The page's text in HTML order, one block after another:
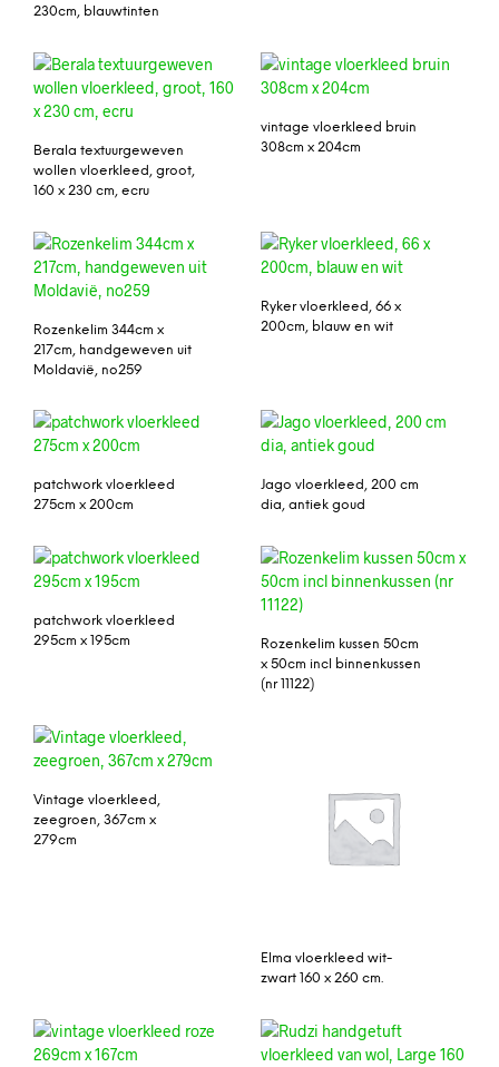
230cm, blauwtinten
Berala textuurgeweven
wollen vloerkleed, groot,
160 x 230 cm, ecru
vintage vloerkleed bruin
308cm x 204cm
Rozenkelim 344cm x
217cm, handgeweven uit
Moldavië, no259
Ryker vloerkleed, 66 x
200cm, blauw en wit
patchwork vloerkleed
275cm x 200cm
Jago vloerkleed, 200 cm
dia, antiek goud
patchwork vloerkleed
295cm x 195cm
Rozenkelim kussen 50cm
x 50cm incl binnenkussen
(nr 11122)
Vintage vloerkleed,
zeegroen, 367cm x
279cm
Elma vloerkleed wit-
zwart 160 x 260 cm.